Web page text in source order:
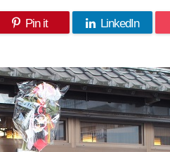
Pin it LinkedIn